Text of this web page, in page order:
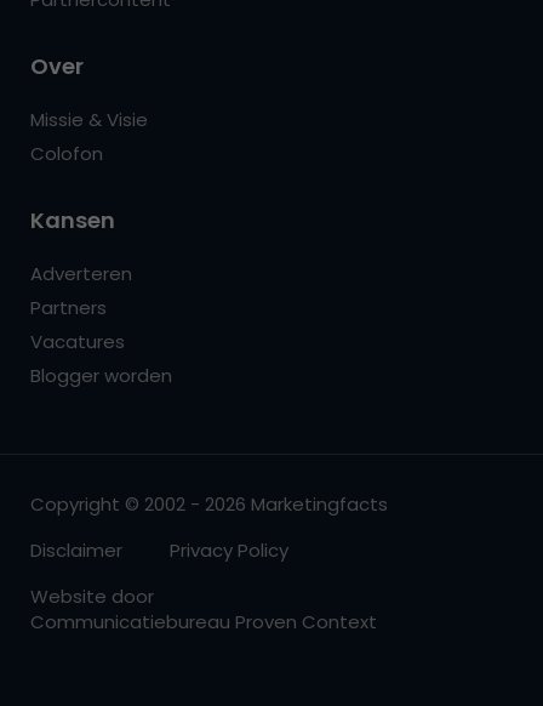
Over
Missie & Visie
Colofon
Kansen
Adverteren
Partners
Vacatures
Blogger worden
Copyright © 2002 - 2026 Marketingfacts
Disclaimer
Privacy Policy
Website door
Communicatiebureau Proven Context